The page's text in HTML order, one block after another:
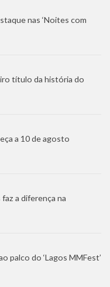
nas ‘Noites com
título da história do
a 10 de agosto
a diferença na
palco do ‘Lagos MMFest’